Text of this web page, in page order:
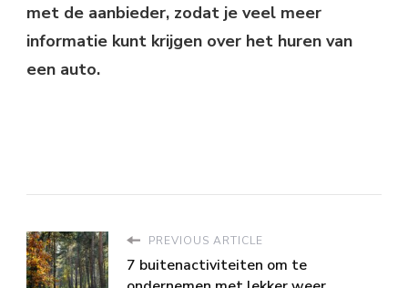
met de aanbieder, zodat je veel meer
informatie kunt krijgen over het huren van
een auto.
PREVIOUS ARTICLE
7 buitenactiviteiten om te